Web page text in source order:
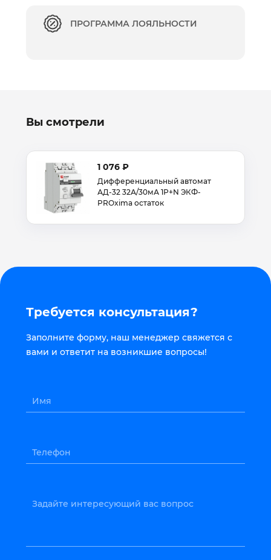
ПРОГРАММА ЛОЯЛЬНОСТИ
Вы смотрели
1 076 ₽
Дифференциальный автомат
АД-32 32А/30мА 1Р+N ЭКФ-
PROxima остаток
Требуется консультация?
Заполните форму, наш менеджер свяжется с
вами и ответит на возникшие вопросы!
Имя
Телефон
Задайте интересующий вас вопрос